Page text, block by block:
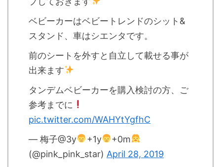
ベビーカーはベビートレンドのシット&
スタンド、車はシエンタです。
前のシートを外すと自立して載せる事が
出来ます
タンデムベビーカーを購入検討の方、ご
参考までに
pic.twitter.com/WAHYtYgfhC
— 梅子@3y
+1y
+0m
(@pink_pink_star) April 28, 2019